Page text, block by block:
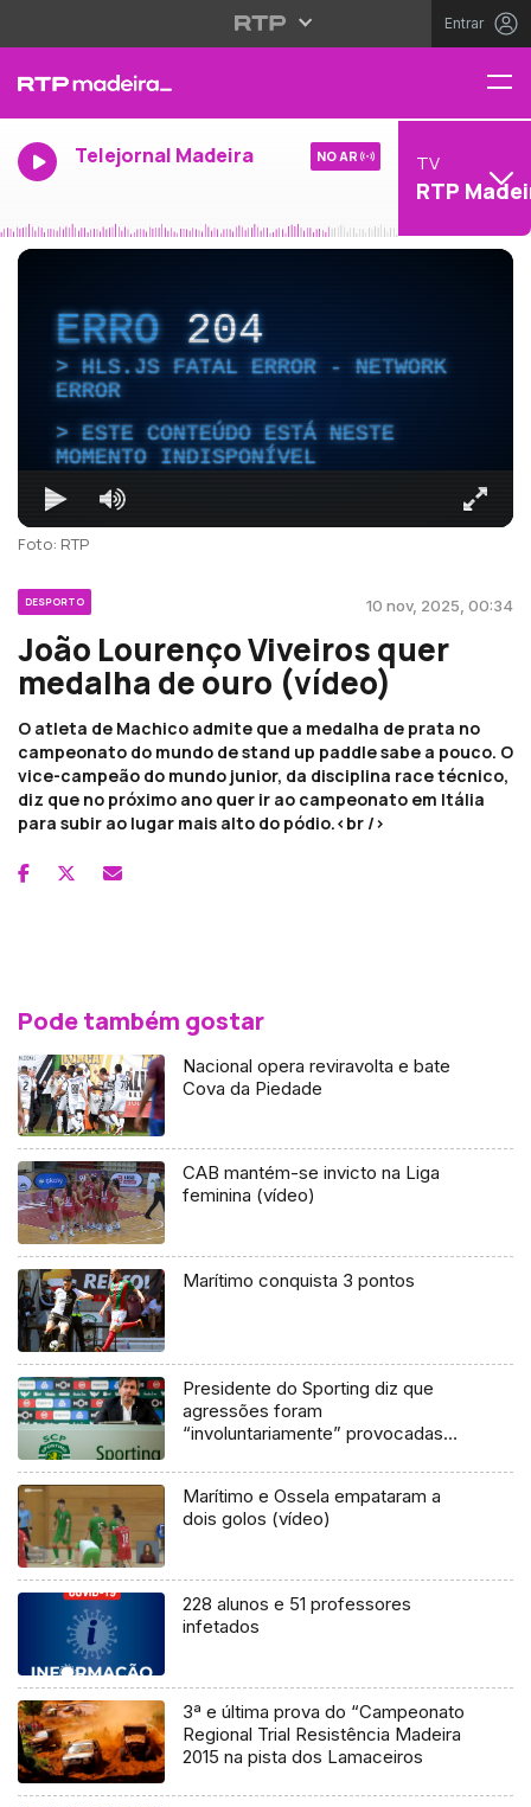
Entrar
Telejornal Madeira NO AR TV
RTP
ERRO204
HLS.JS FATAL ERROR - NETWORK
ERROR
ESTE CONTEÚDO ESTÁ NESTE
MOMENTO INDISPONÍVEL
Foto: RTP
DESPORTO 10 nov, 2025, 00:34
João Lourenço Viveiros quer
medalha de ouro (vídeo)
O atleta de Machico admite que a medalha de prata no
campeonato do mundo de stand up paddle sabe a pouco. O
vice-campeão do mundo junior, da disciplina race técnico,
diz que no próximo ano quer ir ao campeonato em Itália
para subir ao lugar mais alto do pódio.<br />
Pode também gostar
Nacional opera reviravolta e bate
Cova da Piedade
CAB mantém-se invicto na Liga
feminina (vídeo)
Marítimo conquista 3 pontos
Presidente do Sporting diz que
agressões foram
“involuntariamente” provocadas
Marítimo e Ossela empataram a
dois golos (vídeo)
228 alunos e 51 professores
infetados
3ª e última prova do “Campeonato
Regional Trial Resistência Madeira
2015 na pista dos Lamaceiros